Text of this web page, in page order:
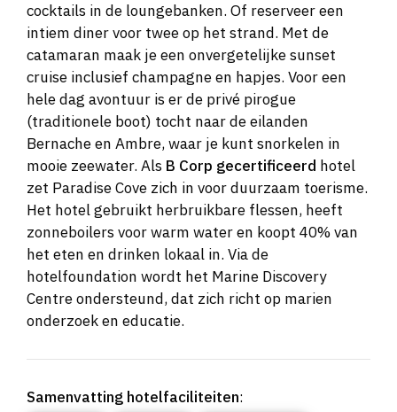
cocktails in de loungebanken. Of reserveer een
intiem diner voor twee op het strand. Met de
catamaran maak je een onvergetelijke sunset
cruise inclusief champagne en hapjes. Voor een
hele dag avontuur is er de privé pirogue
(traditionele boot) tocht naar de eilanden
Bernache en Ambre, waar je kunt snorkelen in
mooie zeewater. Als B Corp gecertificeerd hotel
zet Paradise Cove zich in voor duurzaam toerisme.
Het hotel gebruikt herbruikbare flessen, heeft
zonneboilers voor warm water en koopt 40% van
het eten en drinken lokaal in. Via de
hotelfoundation wordt het Marine Discovery
Centre ondersteund, dat zich richt op marien
onderzoek en educatie.
Samenvatting hotelfaciliteiten: